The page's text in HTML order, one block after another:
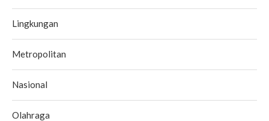
Lingkungan
Metropolitan
Nasional
Olahraga